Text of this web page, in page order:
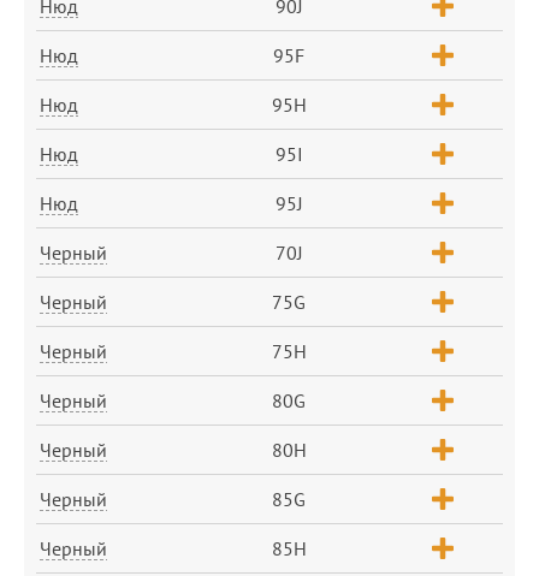
Нюд 90J
Нюд 95F
Нюд 95H
Нюд 95I
Нюд 95J
Черный 70J
Черный 75G
Черный 75H
Черный 80G
Черный 80H
Черный 85G
Черный 85H